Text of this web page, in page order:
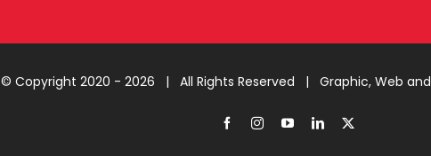
© Copyright 2020 - 2026 | All Rights Reserved | Graphic, Web
FacebookInstagramYouTubeLinkedIn